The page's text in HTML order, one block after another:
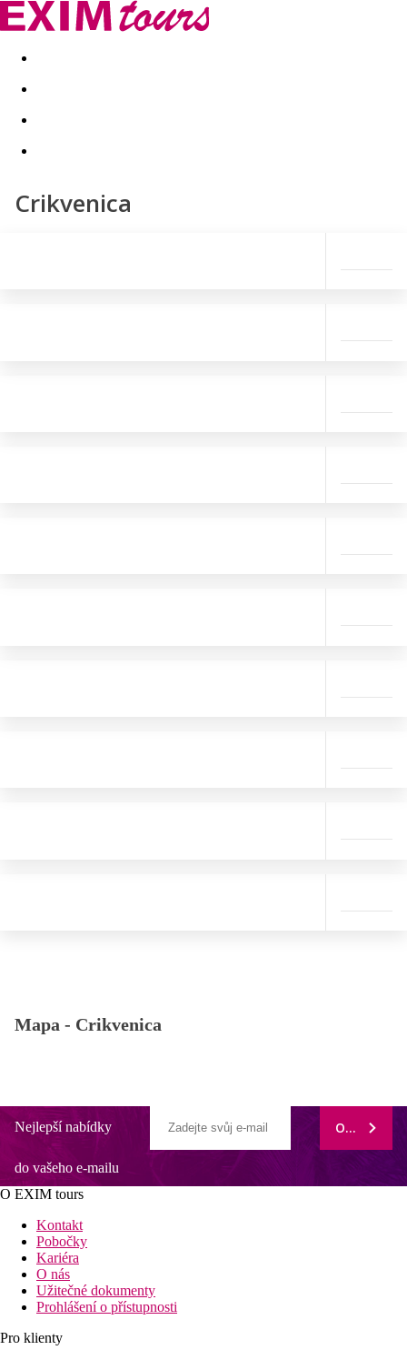
Akční nabídky Last minute
Crikvenica
Mapa - Crikvenica
Nejlepší nabídky
do vašeho e-mailu
ODEBÍRAT
O EXIM tours
Kontakt
Pobočky
Kariéra
O nás
Užitečné dokumenty
Prohlášení o přístupnosti
Pro klienty